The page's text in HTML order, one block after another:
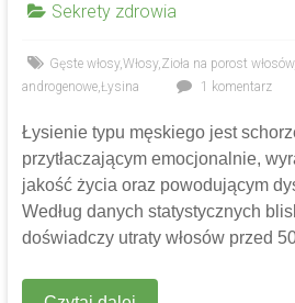
Sekrety zdrowia
Gęste włosy,Włosy,Zioła na porost włosów,
androgenowe,Łysina 1 komentarz
Łysienie typu męskiego jest
przytłaczającym emocjonalnie,
jakość życia oraz powodującym
Według danych statystycznych
doświadczy utraty włosów przed